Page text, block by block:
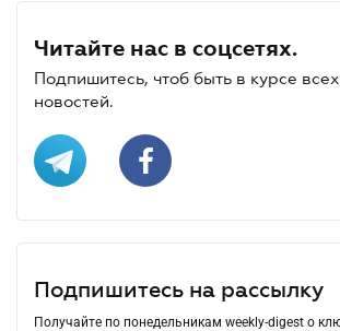
Читайте нас в соцсетях.
Подпишитесь, чтоб быть в курсе
новостей.
Подпишитесь на рассылку
Получайте по понедельникам weekly-digest о